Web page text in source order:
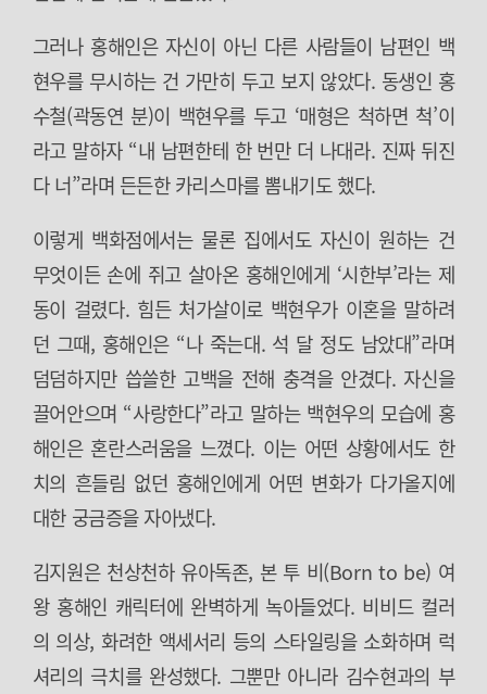
그러나 홍해인은 자신이 아닌 다른 사람들이 남편인 백
현우를 무시하는 건 가만히 두고 보지 않았다. 동생인 홍
수철(곽동연 분)이 백현우를 두고 ‘매형은 척하면 척’이
라고 말하자 “내 남편한테 한 번만 더 나대라. 진짜 뒤진
다 너”라며 든든한 카리스마를 뽐내기도 했다.
이렇게 백화점에서는 물론 집에서도 자신이 원하는 건
무엇이든 손에 쥐고 살아온 홍해인에게 ‘시한부’라는 제
동이 걸렸다. 힘든 처가살이로 백현우가 이혼을 말하려
던 그때, 홍해인은 “나 죽는대. 석 달 정도 남았대”라며
덤덤하지만 씁쓸한 고백을 전해 충격을 안겼다. 자신을
끌어안으며 “사랑한다”라고 말하는 백현우의 모습에 홍
해인은 혼란스러움을 느꼈다. 이는 어떤 상황에서도 한
치의 흔들림 없던 홍해인에게 어떤 변화가 다가올지에
대한 궁금증을 자아냈다.
김지원은 천상천하 유아독존, 본 투 비(Born to be) 여
왕 홍해인 캐릭터에 완벽하게 녹아들었다. 비비드 컬러
의 의상, 화려한 액세서리 등의 스타일링을 소화하며 럭
셔리의 극치를 완성했다. 그뿐만 아니라 김수현과의 부